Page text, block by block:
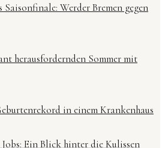
Saisonfinale: Werder Bremen gegen
herausfordernden Sommer mit
in einem Krankenhaus
Jobs: Ein Blick hinter die Kulissen